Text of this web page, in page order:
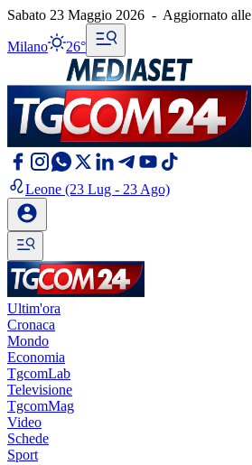
Sabato 23 Maggio 2026 - Aggiornato alle
Milano 26°
Leone (23 Lug - 23 Ago)
Ultim'ora
Cronaca
Mondo
Economia
TgcomLab
Televisione
TgcomMag
Video
Schede
Sport